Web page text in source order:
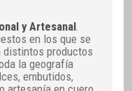
y Artesanal.
en los que se
distintos productos
la geografía
embutidos,